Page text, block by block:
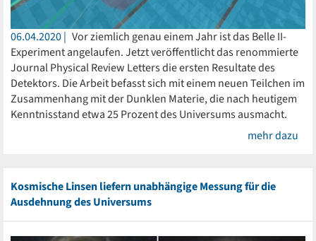
06.04.2020
Vor ziemlich genau einem Jahr ist das Belle II-
Experiment angelaufen. Jetzt veröffentlicht das renommierte
Journal Physical Review Letters die ersten Resultate des
Detektors. Die Arbeit befasst sich mit einem neuen Teilchen im
Zusammenhang mit der Dunklen Materie, die nach heutigem
Kenntnisstand etwa 25 Prozent des Universums ausmacht.
mehr dazu
Kosmische Linsen liefern unabhängige Messung für die
Ausdehnung des Universums